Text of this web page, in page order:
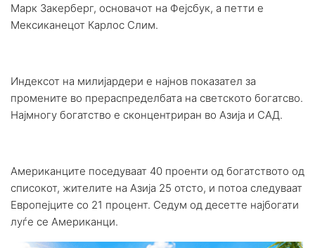
Марк Закерберг, основачот на Фејсбук, а петти е
Мексиканецот Карлос Слим.
Индексот на милијардери е најнов показател за
промените во прераспределбата на светското богатсво.
Најмногу богатство е сконцентриран во Азија и САД.
Американците поседуваат 40 проенти од богатството од
списокот, жителите на Азија 25 отсто, и потоа следуваат
Европејците со 21 процент. Седум од десетте најбогати
луѓе се Американци.